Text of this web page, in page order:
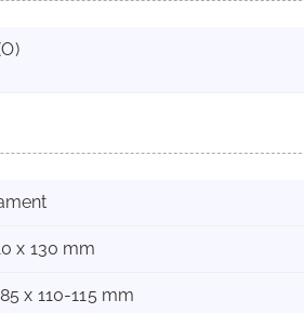
x 130 mm
x 110-115 mm